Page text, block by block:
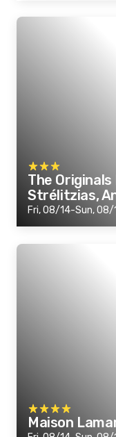
The Originals
Strélitzias,
Fri, 08/14-Sun, 08/
Maison